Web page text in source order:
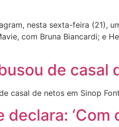
nesta sexta-feira (21),
com Bruna Biancardi; e
de casal
casal de netos em Sinop
‘Com